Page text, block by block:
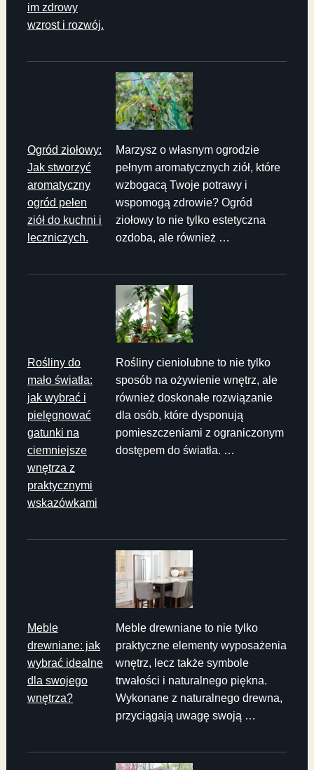
im zdrowy
wzrost i rozwój.
Ogród ziołowy:
Jak stworzyć
aromatyczny
ogród pełen
ziół do kuchni i
leczniczych.
Marzysz o własnym ogrodzie
pełnym aromatycznych ziół, które
wzbogacą Twoje potrawy i
wspomogą zdrowie? Ogród
ziołowy to nie tylko estetyczna
ozdoba, ale również …
Rośliny do
mało światła:
jak wybrać i
pielęgnować
gatunki na
ciemniejsze
wnętrza z
praktycznymi
wskazówkami
Rośliny cieniolubne to nie tylko
sposób na ożywienie wnętrz, ale
również doskonałe rozwiązanie
dla osób, które dysponują
pomieszczeniami z ograniczonym
dostępem do światła. …
Meble
drewniane: jak
wybrać idealne
dla swojego
wnętrza?
Meble drewniane to nie tylko
praktyczne elementy wyposażenia
wnętrz, lecz także symbole
trwałości i naturalnego piękna.
Wykonane z naturalnego drewna,
przyciągają uwagę swoją …